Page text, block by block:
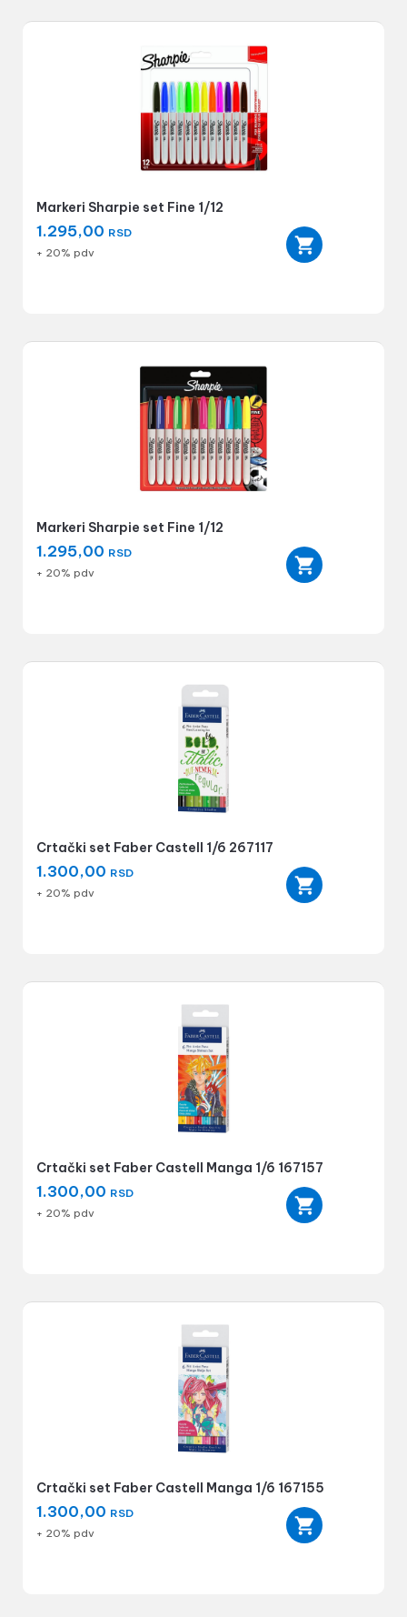
Markeri Sharpie set Fine 1/12
1.295,00 RSD
+ 20% pdv
Markeri Sharpie set Fine 1/12
1.295,00 RSD
+ 20% pdv
Crtački set Faber Castell 1/6 267117
1.300,00 RSD
+ 20% pdv
Crtački set Faber Castell Manga 1/6 167157
1.300,00 RSD
+ 20% pdv
Crtački set Faber Castell Manga 1/6 167155
1.300,00 RSD
+ 20% pdv